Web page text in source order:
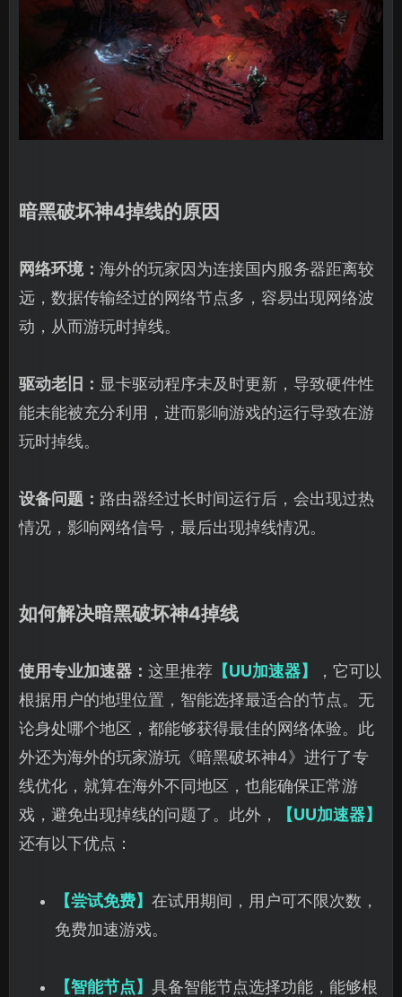
暗黑破坏神4掉线的原因
网络环境： 海外的玩家因为连接国内服务器距离较
远，数据传输经过的网络节点多，容易出现网络波
动，从而游玩时掉线。
驱动老旧： 显卡驱动程序未及时更新，导致硬件性
能未能被充分利用，进而影响游戏的运行导致在游
玩时掉线。
设备问题： 路由器经过长时间运行后，会出现过热
情况，影响网络信号，最后出现掉线情况。
如何解决暗黑破坏神4掉线
使用专业加速器： 这里推荐 【UU加速器】
，它可以
根据用户的地理位置，智能选择最适合的节点。无
论身处哪个地区，都能够获得最佳的网络体验。此
外还为海外的玩家游玩《暗黑破坏神4》进行了专
线优化，就算在海外不同地区，也能确保正常游
戏，避免出现掉线的问题了。此外，
【UU加速器】
还有以下优点：
【尝试免费】 在试用期间，用户可不限次数，
免费加速游戏。
【智能节点】 具备智能节点选择功能，能够根